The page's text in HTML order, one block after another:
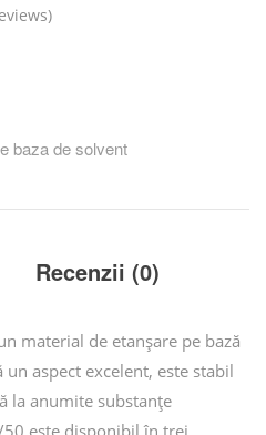
baza de solvent
Recenzii (0)
material de etanșare pe bază
un aspect excelent, este stabil
la anumite substanțe
este disponibil în trei